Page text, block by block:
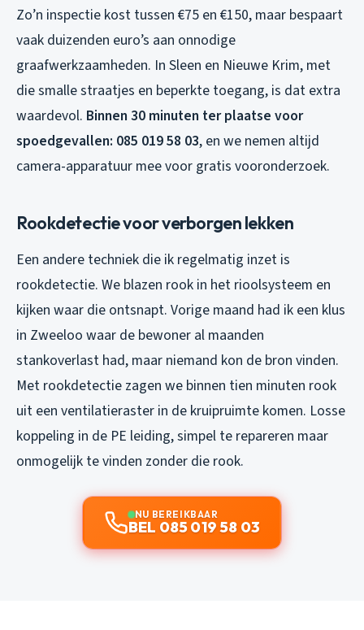
Zo’n inspectie kost tussen €75 en €150, maar bespaart
vaak duizenden euro’s aan onnodige
graafwerkzaamheden. In Sleen en Nieuwe Krim, met
die smalle straatjes en beperkte toegang, is dat extra
waardevol. Binnen 30 minuten ter plaatse voor
spoedgevallen: 085 019 58 03, en we nemen altijd
camera-apparatuur mee voor gratis vooronderzoek.
Rookdetectie voor verborgen lekken
Een andere techniek die ik regelmatig inzet is
rookdetectie. We blazen rook in het rioolsysteem en
kijken waar die ontsnapt. Vorige maand had ik een klus
in Zweeloo waar de bewoner al maanden
stankoverlast had, maar niemand kon de bron vinden.
Met rookdetectie zagen we binnen tien minuten rook
uit een ventilatieraster in de kruipruimte komen. Losse
koppeling in de PE leiding, simpel te repareren maar
onmogelijk te vinden zonder die rook.
NU BEREIKBAAR
BEL 085 019 58 03